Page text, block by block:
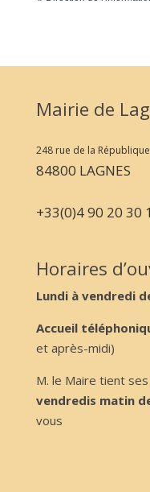
Mairie de
248 rue de la République
84800 LAGNES
+33(0)4 90 20 30
Horaires
Lundi à vendredi
Accueil
et après-midi)
M. le Maire tient ses
vendredis matin
vous